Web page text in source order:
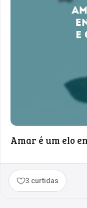
Amar é um elo
3 curtidas